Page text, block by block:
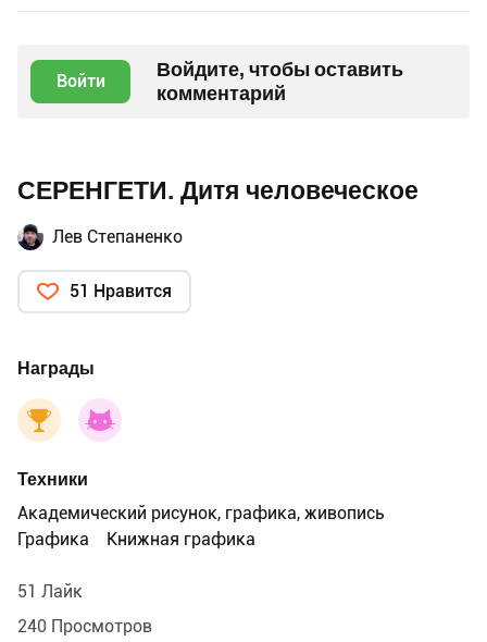
Войти
Войдите, чтобы оставить
комментарий
СЕРЕНГЕТИ. Дитя человеческое
Лев Степаненко
51 Нравится
Награды
Техники
Академический рисунок, графика, живопись
Графика
Книжная графика
51 Лайк
240 Просмотров